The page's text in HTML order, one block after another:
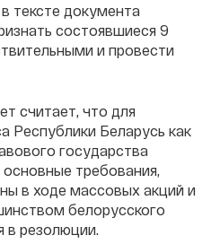
тексте документа
состоявшиеся 9
и провести
считает, что для
Республики Беларусь как
государства
требования,
в ходе массовых акций и
белорусского
в резолюции.